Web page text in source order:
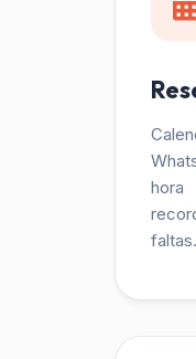
faltas.